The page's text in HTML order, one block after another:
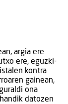
argia ere
ere, eguzki-
kontra
gainean,
ona
datozen